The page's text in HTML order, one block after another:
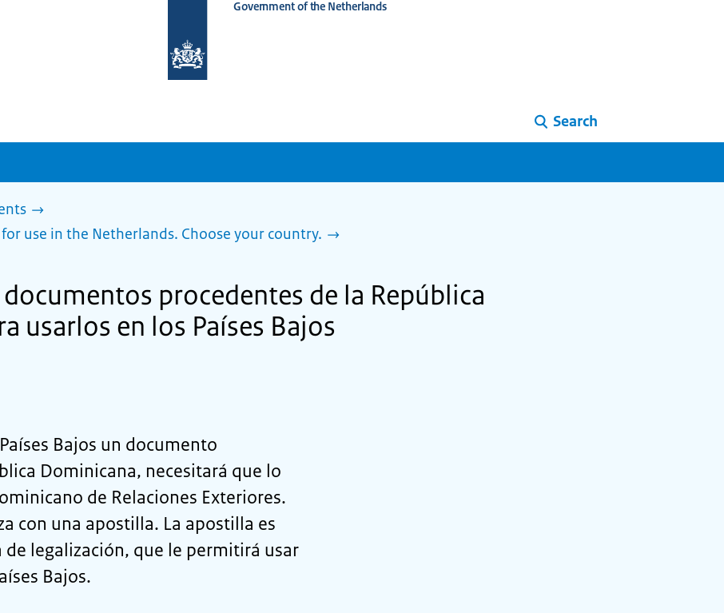
homepage
Government of the Netherlands
Search
use in the Netherlands. Choose your country.
procedentes de la República
usarlos en los Países Bajos
Bajos un documento
Dominicana, necesitará que lo
de Relaciones Exteriores.
con una apostilla. La apostilla es
legalización, que le permitirá usar
Bajos.